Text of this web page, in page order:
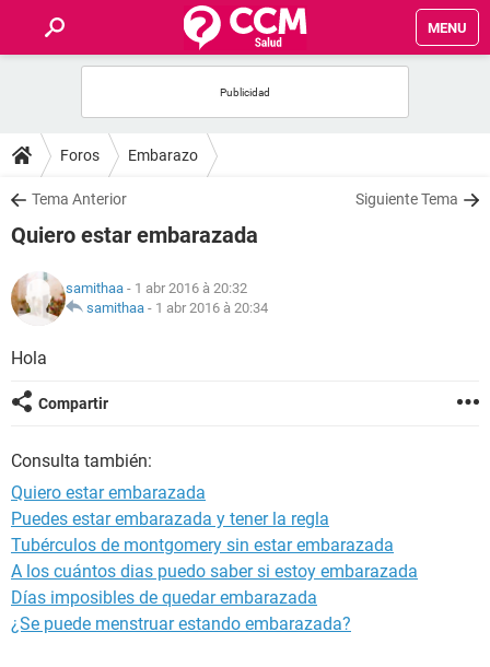
MENU
FORUMS
SALUD
FAMILIA
NUTRICIÓN
BIENESTAR
SEXUALIDAD
Foros Embarazo
Tema Anterior Siguiente Tema
Quiero estar embarazada
samithaa - 1 abr 2016 à 20:32
samithaa - 1 abr 2016 à 20:34
Hola
Compartir
Consulta también:
Quiero estar embarazada
Puedes estar embarazada y tener la regla
Tubérculos de montgomery sin estar embarazada
A los cuántos dias puedo saber si estoy embarazada
Días imposibles de quedar embarazada
¿Se puede menstruar estando embarazada?